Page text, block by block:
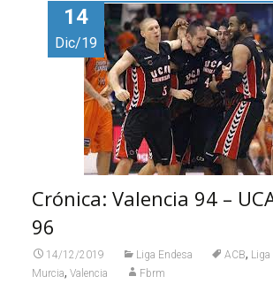
14
Dic/19
Crónica: Valencia 94 –
96
14/12/2019 Liga Endesa ACB, Liga
Murcia, Valencia Fbrm